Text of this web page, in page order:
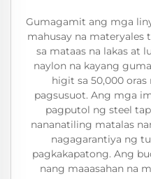
Gumagamit ang mga
mahusay na materyales
sa mataas na lakas at
naylon na kayang
higit sa 50,000
pagsusuot. Ang mga
pagputol ng steel
nananatiling matalas
nagagarantiya ng
pagkakapatong. Ang
nang maaasahan na